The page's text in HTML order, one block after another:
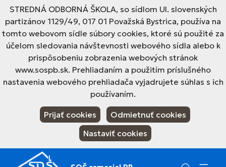
STREDNÁ ODBORNÁ ŠKOLA, so sídlom Ul. slovenských
partizánov 1129/49, 017 01 Považská Bystrica, používa na
tomto webovom sídle súbory cookies, ktoré sú použité za
účelom sledovania návštevnosti webového sídla alebo k
prispôsobeniu zobrazenia webových stránok
www.sospb.sk. Prehliadaním a použitím príslušného
nastavenia webového prehliadača vyjadrujete súhlas s ich
používaním.
Prijať cookies
Odmietnuť cookies
Nastaviť cookies